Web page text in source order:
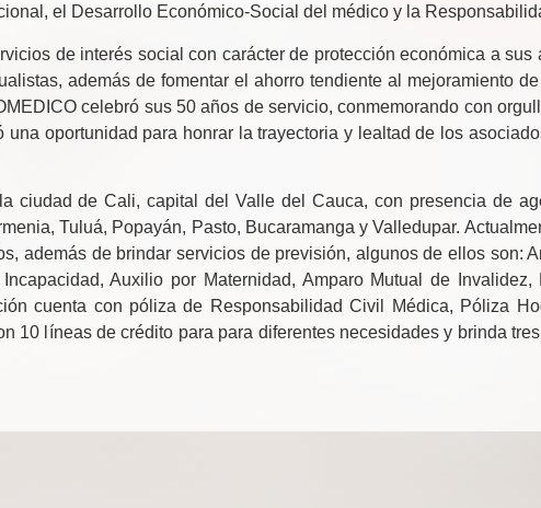
el Desarrollo Económico-Social del médico y la
de interés social con carácter de protección económica a sus
además de fomentar el ahorro tendiente al mejoramiento
celebró sus 50 años de servicio, conmemorando con
oportunidad para honrar la trayectoria y lealtad de los
ciudad de Cali, capital del Valle del Cauca, con presencia de
Tuluá, Popayán, Pasto, Bucaramanga y Valledupar.
además de brindar servicios de previsión, algunos de ellos son:
Auxilio por Maternidad, Amparo Mutual de Invalidez,
cuenta con póliza de Responsabilidad Civil Médica, Póliza
10 líneas de crédito para para diferentes necesidades y brinda